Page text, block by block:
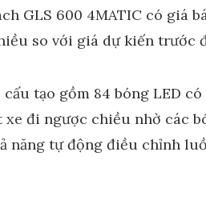
tạo gồm 84 bóng LED
đi ngược chiều nhờ các
năng tự động điều chỉnh